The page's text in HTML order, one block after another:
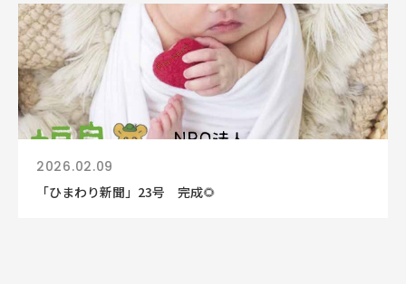
2026.02.09
「ひまわり新聞」23号 完成🌻